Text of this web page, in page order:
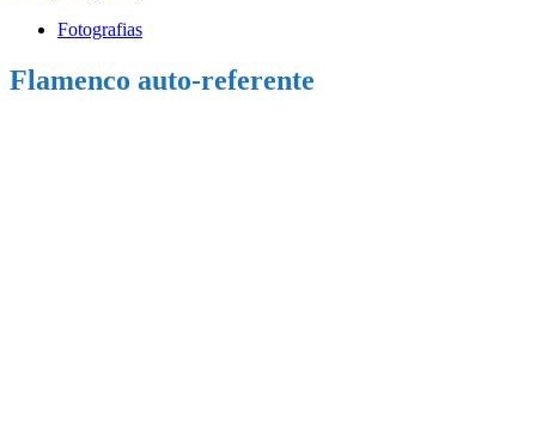
Fotografias
Flamenco auto-referente